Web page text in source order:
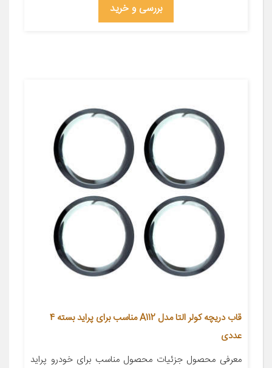
بررسی و خرید
قاب دریچه کولر التا مدل A112 مناسب برای پراید بسته 4
عددی
معرفی محصول جزئیات محصول مناسب برای خودرو پراید